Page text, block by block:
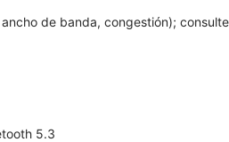
de banda, congestión);
5.3